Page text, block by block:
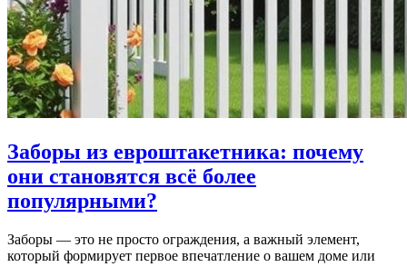
Заборы из евроштакетника: почему
они становятся всё более
популярными?
Заборы — это не просто ограждения, а важный элемент,
который формирует первое впечатление о вашем доме или